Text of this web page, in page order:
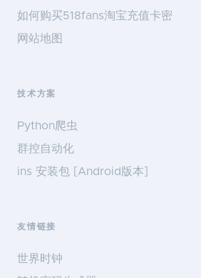
如何购买518fans淘宝充值卡密
网站地图
技术方案
Python爬虫
群控自动化
ins 安装包 [Android版本]
友情链接
世界时钟